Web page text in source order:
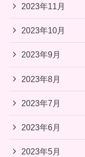
2023年11月
2023年10月
2023年9月
2023年8月
2023年7月
2023年6月
2023年5月